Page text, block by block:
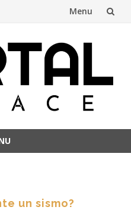
Menu
un sismo?